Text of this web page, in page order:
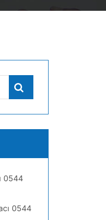
Search
0544
0544